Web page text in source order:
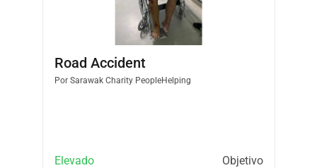
Road Accident
PorSarawak Charity PeopleHelping
Elevado Objetivo